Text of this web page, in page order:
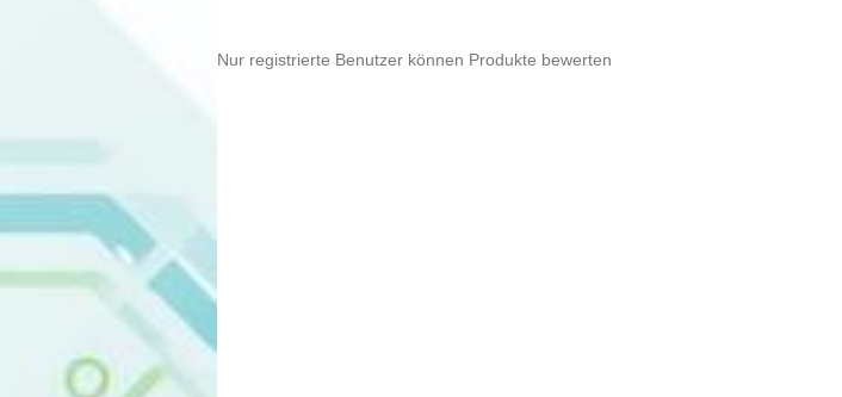
Nur registrierte Benutzer können Produkte bewerten